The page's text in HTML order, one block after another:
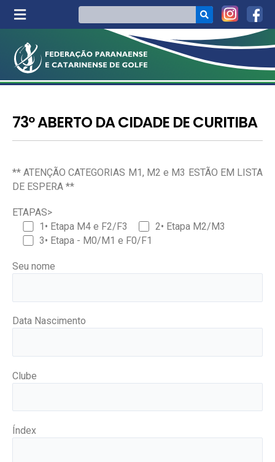
73º ABERTO DA CIDADE DE CURITIBA
** ATENÇÃO CATEGORIAS M1, M2 e M3 ESTÃO EM LISTA
DE ESPERA **
ETAPAS>
1• Etapa M4 e F2/F3
2• Etapa M2/M3
3• Etapa - M0/M1 e F0/F1
Seu nome
Data Nascimento
Clube
Índex